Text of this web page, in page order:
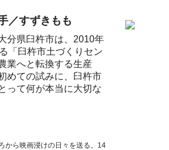
／すずきもも
分県臼杵市は、2010年
「臼杵市土づくりセン
業へと転換する生産
めての試みに、臼杵市
って何が本当に大切な
から映画浸けの日々を送る。14